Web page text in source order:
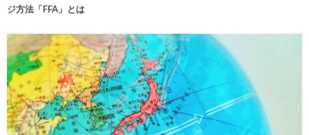
ジ方法「FFA」とは